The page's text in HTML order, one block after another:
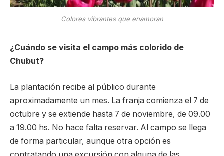
Colores vibrantes que enamoran
¿Cuándo se visita el campo más colorido de
Chubut?
La plantación recibe al público durante
aproximadamente un mes. La franja comienza el 7 de
octubre y se extiende hasta 7 de noviembre, de 09.00
a 19.00 hs. No hace falta reservar. Al campo se llega
de forma particular, aunque otra opción es